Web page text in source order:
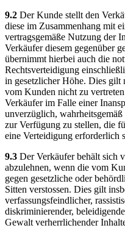
9.2 Der Kunde stellt den
diese im Zusammenhang mit
vertragsgemäße Nutzung der
Verkäufer diesem gegenüber
übernimmt hierbei auch die
Rechtsverteidigung
in gesetzlicher Höhe. Dies gilt
vom Kunden nicht zu
Verkäufer im Falle einer
unverzüglich,
zur Verfügung zu stellen, die
eine Verteidigung erforderlich
9.3 Der Verkäufer behält sich
abzulehnen, wenn die vom
gegen gesetzliche oder
Sitten verstossen. Dies gilt
verfassungsfeindlicher,
diskriminierender,
Gewalt verherrlichender